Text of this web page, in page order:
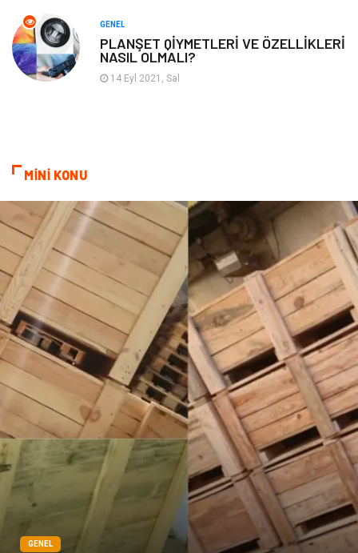
Anahtar Kelime Penguen
Hosting
GENEL
PLANŞET QİYMETLERİ VE ÖZELLİKLERİ
NASIL OLMALI?
14 Eyl 2021, Sal
MİNİ KONU
GENEL